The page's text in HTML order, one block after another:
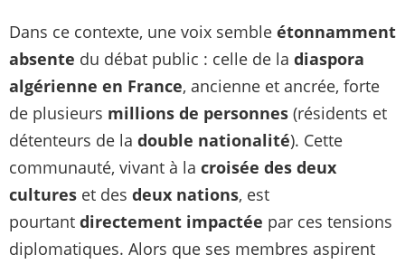
Dans ce contexte, une voix semble étonnamment
absente du débat public : celle de la diaspora
algérienne en France, ancienne et ancrée, forte
de plusieurs millions de personnes (résidents et
détenteurs de la double nationalité). Cette
communauté, vivant à la croisée des deux
cultures et des deux nations, est
pourtant directement impactée par ces tensions
diplomatiques. Alors que ses membres aspirent